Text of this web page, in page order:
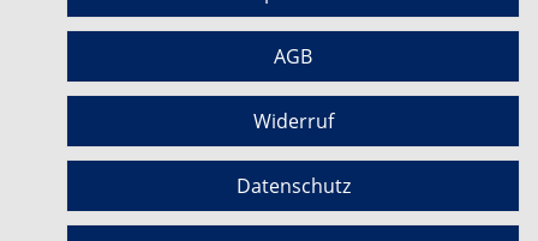
AGB
Widerruf
Datenschutz